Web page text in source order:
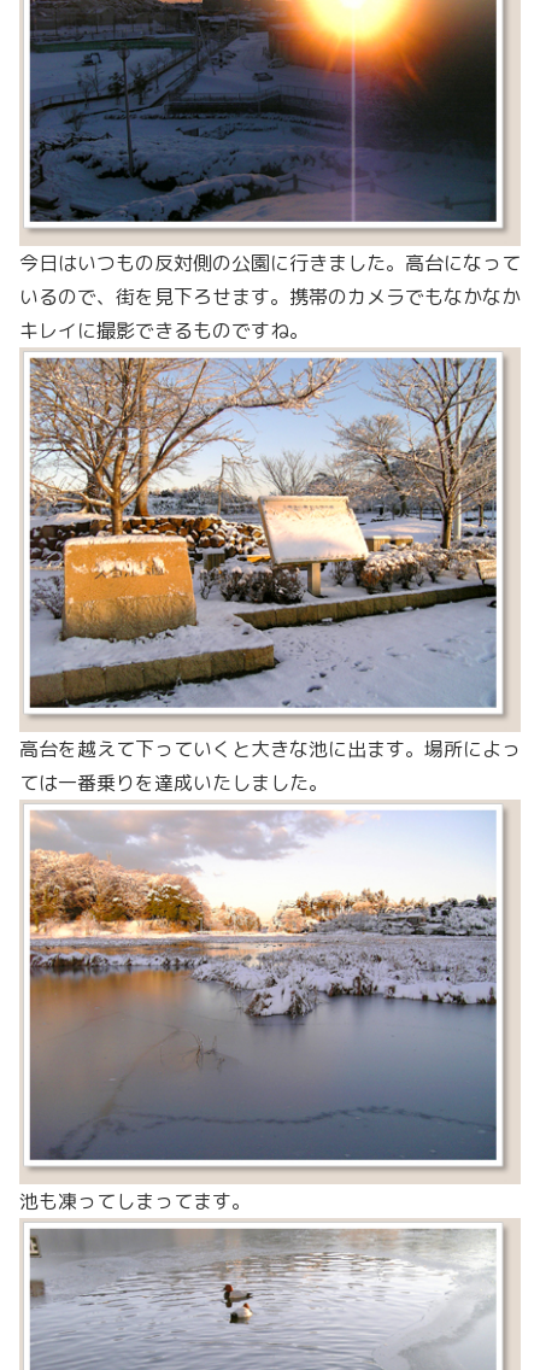
今日はいつもの反対側の公園に行きました。高台になって
いるので、街を見下ろせます。携帯のカメラでもなかなか
キレイに撮影できるものですね。
高台を越えて下っていくと大きな池に出ます。場所によっ
ては一番乗りを達成いたしました。
池も凍ってしまってます。